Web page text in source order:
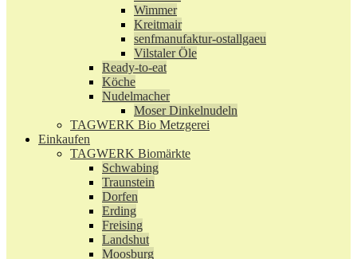
Wimmer
Kreitmair
senfmanufaktur-ostallgaeu
Vilstaler Öle
Ready-to-eat
Köche
Nudelmacher
Moser Dinkelnudeln
TAGWERK Bio Metzgerei
Einkaufen
TAGWERK Biomärkte
Schwabing
Traunstein
Dorfen
Erding
Freising
Landshut
Moosburg